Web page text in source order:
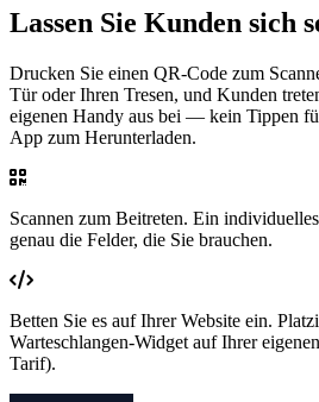
Lassen Sie Kunden sich
Drucken Sie einen QR-Code zum
Tür oder Ihren Tresen, und Kunden
eigenen Handy aus bei — kein Tippen
App zum Herunterladen.
Scannen zum Beitreten. Ein
genau die Felder, die Sie brauchen.
Betten Sie es auf Ihrer Website ein.
Warteschlangen-Widget auf Ihrer
Tarif).